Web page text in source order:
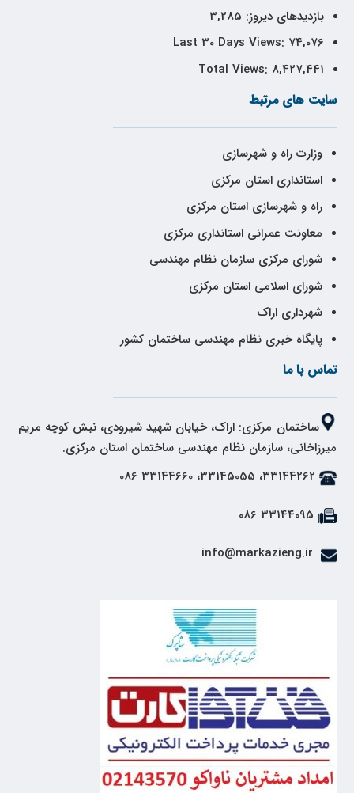
بازدیدهای دیروز: 3,285
Last 30 Days Views: 74,076
Total Views: 8,427,441
سایت های مرتبط
وزارت راه و شهرسازی
استانداری استان مرکزی
راه و شهرسازی استان مرکزی
معاونت عمرانی استانداری مرکزی
شورای مرکزی سازمان نظام مهندسی
شورای اسلامی استان مرکزی
شهرداری اراک
پایگاه خبری نظام مهندسی ساختمان کشور
تماس با ما
ساختمان مرکزی: اراک، خیابان شهید شیرودی، نبش کوچه مریم
میرزاخانی، سازمان نظام مهندسی ساختمان استان مرکزی.
33144262، 33145055، 33144660 086
33144095 086